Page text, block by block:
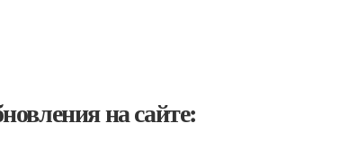
на сайте: